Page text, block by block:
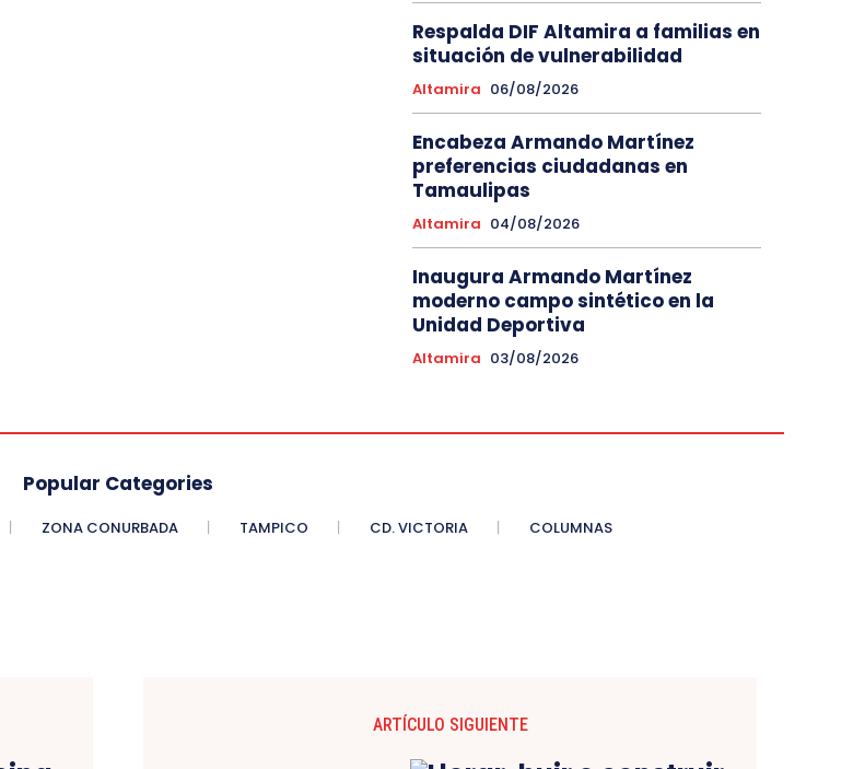
Respalda DIF Altamira a familias en
situación de vulnerabilidad
Altamira 06/08/2026
Encabeza Armando Martínez
preferencias ciudadanas en
Tamaulipas
Altamira 04/08/2026
Inaugura Armando Martínez
moderno campo sintético en la
Unidad Deportiva
Altamira 03/08/2026
Popular Categories
ZONA CONURBADA TAMPICO CD. VICTORIA COLUMNAS
ARTÍCULO SIGUIENTE